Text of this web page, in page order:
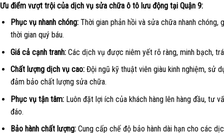
Ưu điểm vượt trội của dịch vụ sửa chữa ô tô lưu động tại Quận 9:
Phục vụ nhanh chóng:Thời gian phản hồi và sửa chữa nhanh chóng,
thời gian quý báu.
Giá cả cạnh tranh:Các dịch vụ được niêm yết rõ ràng, minh bạch,
Chất lượng dịch vụ cao:Đội ngũ kỹ thuật viên giàu kinh nghiệm, sử
đảm bảo chất lượng sửa chữa.
Phục vụ tận tâm:Luôn đặt lợi ích của khách hàng lên hàng đầu, tư
đáo.
Bảo hành chất lượng:Cung cấp chế độ bảo hành dài hạn cho các